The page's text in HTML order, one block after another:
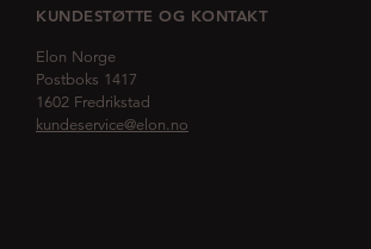
KUNDESTØTTE OG KONTAKT
Elon Norge
Postboks 1417
1602 Fredrikstad
kundeservice@elon.no